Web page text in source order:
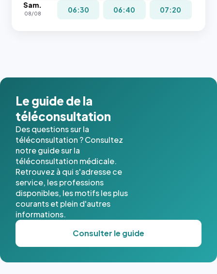
Sam.
08/08 06:30 06:40 07:20
Le guide de la
téléconsultation
Des questions sur la
téléconsultation ? Consultez
notre guide sur la
téléconsultation médicale.
Retrouvez à qui s'adresse ce
service, les professions
disponibles, les motifs les plus
courants et plein d'autres
informations.
Consulter le guide